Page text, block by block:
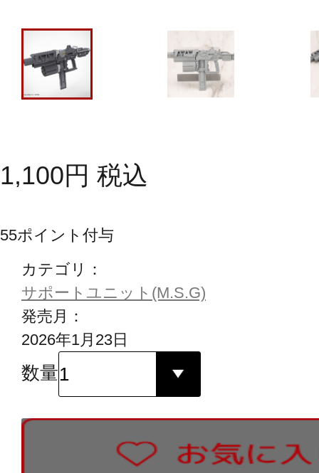
1,100円 税込
55ポイント付与
カテゴリ：
サポートユニット(M.S.G)
発売月：
2026年1月23日
数量